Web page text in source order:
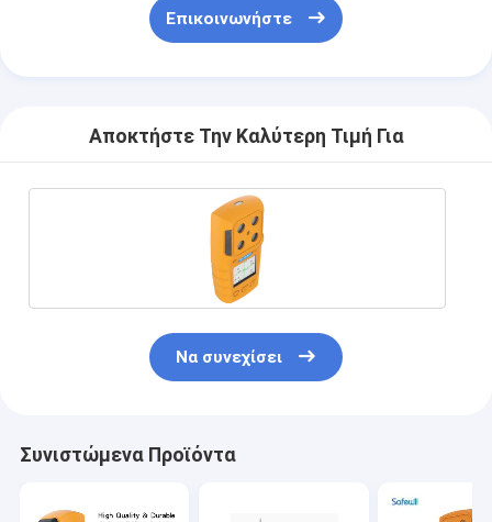
Επικοινωνήστε
Αποκτήστε Την Καλύτερη Τιμή Για
Να συνεχίσει
Συνιστώμενα Προϊόντα